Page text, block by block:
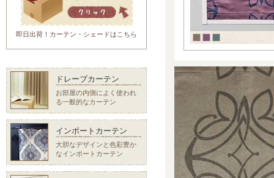
即日出荷！カーテン・シェードはこちら
ドレープカーテン
お部屋の内側によく使われ
る一般的なカーテン
インポートカーテン
大胆なデザインと色彩豊か
なインポートカーテン